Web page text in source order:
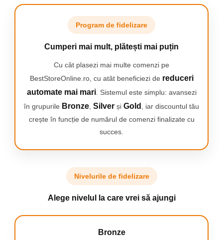
Performanta de top
Cele mai bune rezultate
in performanta de
aspirare pe suprafete
dure, emisia de praf si
eficienta energetica!
Datorita designului
utilizat, transportat si
depozitat.
Cele mai bune
Program de fidelizare
Cumperi mai mult, plătești mai puțin
Cu cât plasezi mai multe comenzi pe
BestStoreOnline.ro, cu atât beneficiezi de reduceri
automate mai mari. Sistemul este simplu: avansezi
în grupurile Bronze Silver și Gold
, iar discountul tău
crește în funcție de numărul de comenzi finalizate cu
succes.
Nivelurile de fidelizare
Alege nivelul la care vrei să ajungi
Bronze